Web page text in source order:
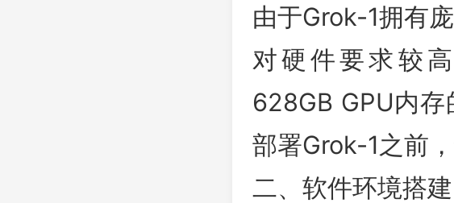
由于Grok-1拥有
对硬件要求较
628GB GPU内
部署Grok-1之前
二、软件环境搭建